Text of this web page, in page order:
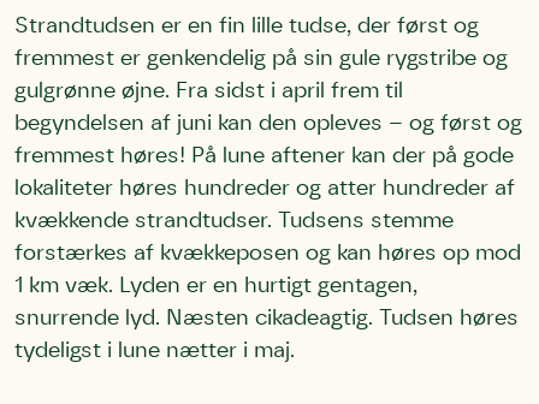
Strandtudsen er en fin lille tudse, der først og
fremmest er genkendelig på sin gule rygstribe og
gulgrønne øjne. Fra sidst i april frem til
begyndelsen af juni kan den opleves – og først og
fremmest høres! På lune aftener kan der på gode
lokaliteter høres hundreder og atter hundreder af
kvækkende strandtudser. Tudsens stemme
forstærkes af kvækkeposen og kan høres op mod
1 km væk. Lyden er en hurtigt gentagen,
snurrende lyd. Næsten cikadeagtig. Tudsen høres
tydeligst i lune nætter i maj.